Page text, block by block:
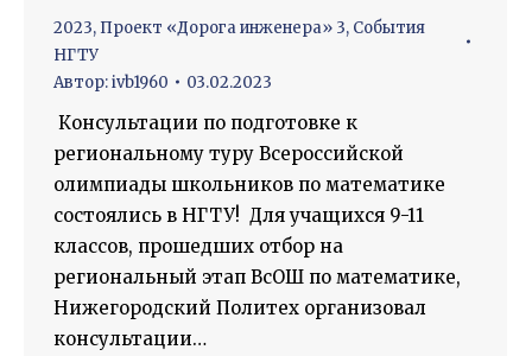
2023, Проект «Дорога инженера» 3, События
НГТУ
Автор:ivb1960 03.02.2023
Консультации по подготовке к
региональному туру Всероссийской
олимпиады школьников по математике
состоялись в НГТУ! Для учащихся 9-11
классов, прошедших отбор на
региональный этап ВсОШ по математике,
Нижегородский Политех организовал
консультации…